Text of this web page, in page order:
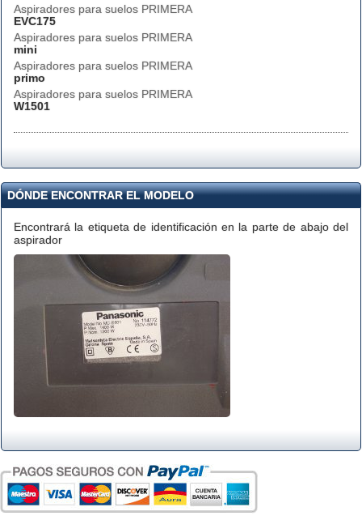
Aspiradores para suelos PRIMERA
EVC175
Aspiradores para suelos PRIMERA
mini
Aspiradores para suelos PRIMERA
primo
Aspiradores para suelos PRIMERA
W1501
DÓNDE ENCONTRAR EL MODELO
Encontrará la etiqueta de identificación en la parte de abajo del
aspirador